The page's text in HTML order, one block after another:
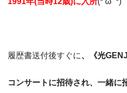
履歴書送付後すぐに、《光
コンサートに招待され、一緒に